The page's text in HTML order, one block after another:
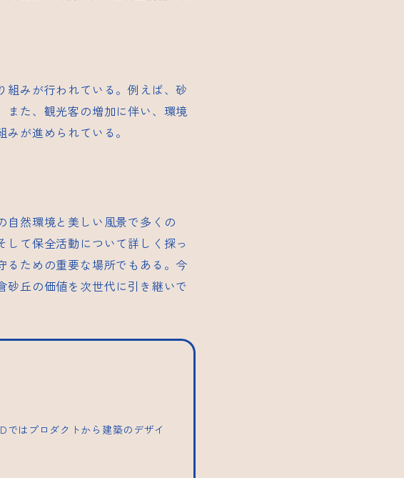
組みが行われている。例えば、砂
また、観光客の増加に伴い、環境
が進められている。
自然環境と美しい風景で多くの
て保全活動について詳しく探っ
るための重要な場所でもある。今
丘の価値を次世代に引き継いで
ではプロダクトから建築のデザイ